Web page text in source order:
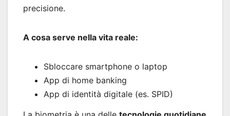
precisione.
A cosa serve nella vita reale:
Sbloccare smartphone o laptop
App di home banking
App di identità digitale (es. SPID)